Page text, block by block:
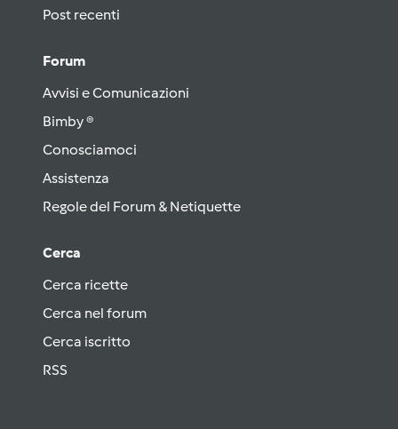
Post recenti
Forum
Avvisi e Comunicazioni
Bimby ®
Conosciamoci
Assistenza
Regole del Forum & Netiquette
Cerca
Cerca ricette
Cerca nel forum
Cerca iscritto
RSS